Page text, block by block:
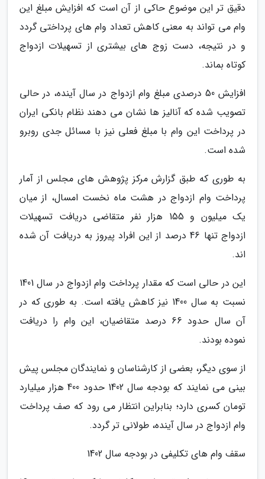
دقیق تر این موضوع حاکی از آن است که افزایش مبلغ این
وام می تواند به معنی کاهش تعداد وام های پرداختی گردد
و در نتیجه، دست زوج های بیشتری از تسهیلات ازدواج
کوتاه بماند.
افزایش 50 درصدی مبلغ وام ازدواج در سال آینده، در حالی
تصویب شده که آنالیز ها نشان می دهند نظام بانکی ایران
در پرداخت این وام با مبلغ فعلی نیز با مسائل جدی روبرو
شده است.
به طوری که طبق گزارش مرکز پژوهش های مجلس از آمار
پرداخت وام ازدواج در هشت ماه نخست امسال، از میان
یک میلیون و 155 هزار نفر متقاضی دریافت تسهیلات
ازدواج تنها 46 درصد از این افراد پیروز به دریافت آن شده
اند.
این در حالی است که مقدار پرداخت وام ازدواج در سال 1401
نسبت به سال 1400 نیز کاهش یافته است. به طوری که در
آن سال حدود 66 درصد متقاضیان، این وام را دریافت
نموده بودند.
از سوی دیگر، بعضی از کارشناسان و نمایندگان مجلس پیش
بینی می نمایند که بودجه سال 1402 حدود 400 هزار میلیارد
تومان کسری دارد؛ بنابراین انتظار می رود که صف پرداخت
وام ازدواج در سال آینده، طولانی تر گردد.
سقف وام های تکلیفی در بودجه سال 1402